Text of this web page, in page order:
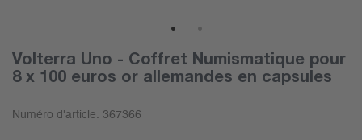
Volterra Uno - Coffret Numismatique pour
8 x 100 euros or allemandes en capsules
Numéro d'article: 367366